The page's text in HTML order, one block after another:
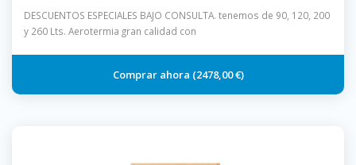
DESCUENTOS ESPECIALES BAJO CONSULTA. tenemos de 90, 120, 200
y 260 Lts. Aerotermia gran calidad con
2478,00 €